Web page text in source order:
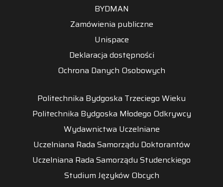
BYDMAN
Zamówienia publiczne
Unispace
Deklaracja dostępności
Ochrona Danych Osobowych
Politechnika Bydgoska Trzeciego Wieku
Politechnika Bydgoska Młodego Odkrywcy
Wydawnictwa Uczelniane
Uczelniana Rada Samorządu Doktorantów
Uczelniana Rada Samorządu Studenckiego
Studium Języków Obcych